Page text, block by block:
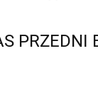
PRZEDNI